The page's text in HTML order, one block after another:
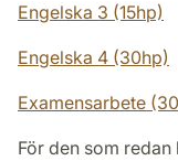
Engelska 3 (15hp)
Engelska 4 (30hp)
Examensarbete
För den som